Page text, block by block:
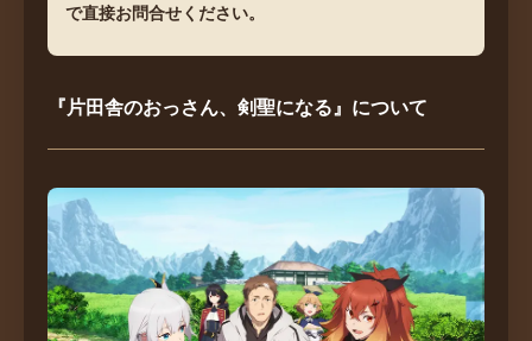
で直接お問合せください。
『片田舎のおっさん、剣聖になる』について